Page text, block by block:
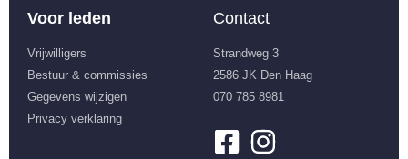
Voor leden
Vrijwilligers
Bestuur & commissies
Gegevens wijzigen
Privacy verklaring
Contact
Strandweg 3
2586 JK Den Haag
070 785 8981